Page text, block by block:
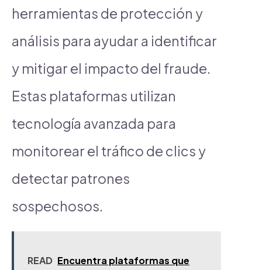
herramientas de protección y
análisis para ayudar a identificar
y mitigar el impacto del fraude.
Estas plataformas utilizan
tecnología avanzada para
monitorear el tráfico de clics y
detectar patrones
sospechosos.
READ Encuentra plataformas que